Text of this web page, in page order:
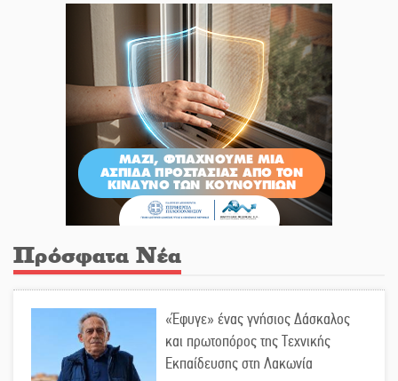
Πρόσφατα Νέα
«Έφυγε» ένας γνήσιος Δάσκαλος
και πρωτοπόρος της Τεχνικής
Εκπαίδευσης στη Λακωνία